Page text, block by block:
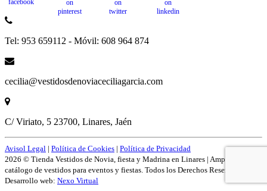
Tel: 953 659112 - Móvil: 608 964 874
cecilia@vestidosdenoviaceciliagarcia.com
C/ Viriato, 5 23700, Linares, Jaén
Avisol Legal | Política de Cookies | Política de Privacidad
2026 © Tienda Vestidos de Novia, fiesta y Madrina en Linares | Amplío
catálogo de vestidos para eventos y fiestas. Todos los Derechos Reservados.
Desarrollo web: Nexo Virtual